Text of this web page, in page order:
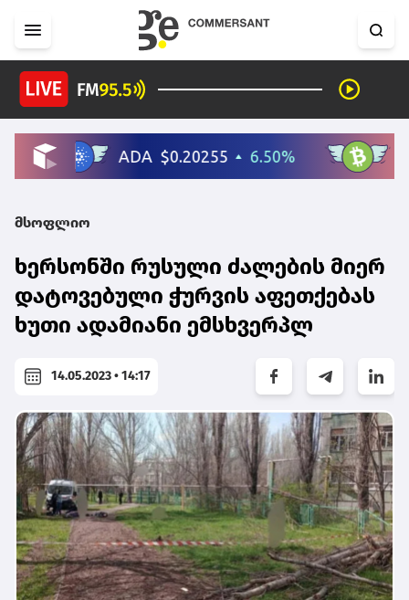
მსოფლიო
ხერსონში რუსული ძალების მიერ
დატოვებული ჭურვის აფეთქებას
ხუთი ადამიანი ემსხვერპლ
14.05.2023 • 14:17